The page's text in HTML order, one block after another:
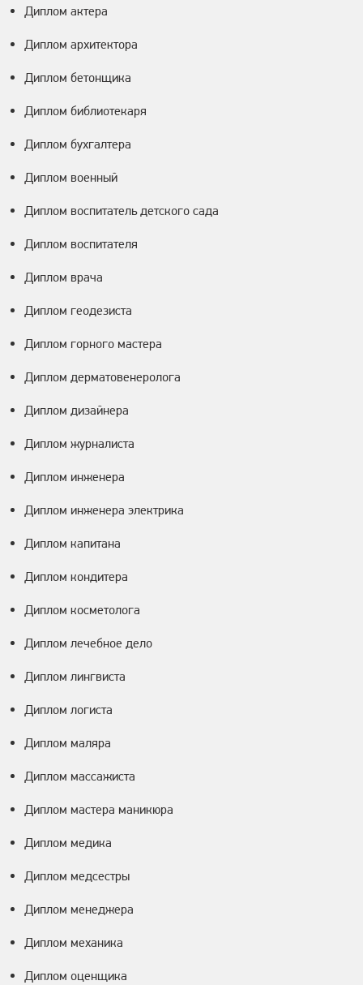
Диплом актера
Диплом архитектора
Диплом бетонщика
Диплом библиотекаря
Диплом бухгалтера
Диплом военный
Диплом воспитатель детского сада
Диплом воспитателя
Диплом врача
Диплом геодезиста
Диплом горного мастера
Диплом дерматовенеролога
Диплом дизайнера
Диплом журналиста
Диплом инженера
Диплом инженера электрика
Диплом капитана
Диплом кондитера
Диплом косметолога
Диплом лечебное дело
Диплом лингвиста
Диплом логиста
Диплом маляра
Диплом массажиста
Диплом мастера маникюра
Диплом медика
Диплом медсестры
Диплом менеджера
Диплом механика
Диплом оценщика